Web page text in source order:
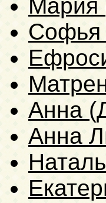
Мария
Софья
Анна
Анна